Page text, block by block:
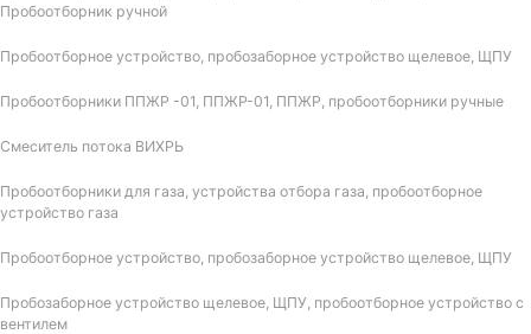
Пробоотборник ручной
Пробоотборное устройство, пробозаборное устройство щелевое, ЩПУ
Пробоотборники ППЖР -01, ППЖР-01, ППЖР, пробоотборники ручные
Смеситель потока ВИХРЬ
Пробоотборники для газа, устройства отбора газа, пробоотборное
устройство газа
Пробоотборное устройство, пробозаборное устройство щелевое, ЩПУ
Пробозаборное устройство щелевое, ЩПУ, пробоотборное устройство с
вентилем